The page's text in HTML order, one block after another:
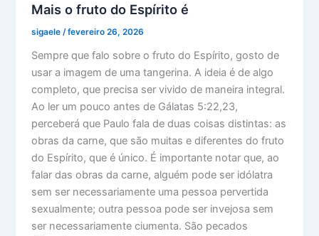
Mais o fruto do Espírito é
sigaele/fevereiro 26, 2026
Sempre que falo sobre o fruto do Espírito, gosto de
usar a imagem de uma tangerina. A ideia é de algo
completo, que precisa ser vivido de maneira integral.
Ao ler um pouco antes de Gálatas 5:22,23,
perceberá que Paulo fala de duas coisas distintas: as
obras da carne, que são muitas e diferentes do fruto
do Espírito, que é único. É importante notar que, ao
falar das obras da carne, alguém pode ser idólatra
sem ser necessariamente uma pessoa pervertida
sexualmente; outra pessoa pode ser invejosa sem
ser necessariamente ciumenta. São pecados